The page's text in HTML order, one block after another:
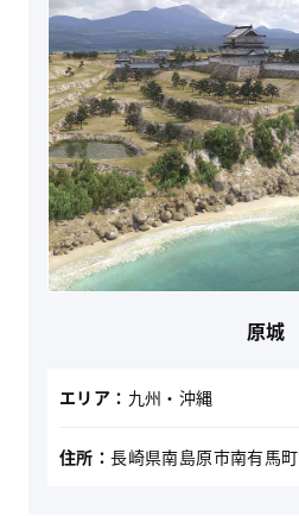
原城
エリア： 九州・沖縄
住所：長崎県南島原市南有馬町